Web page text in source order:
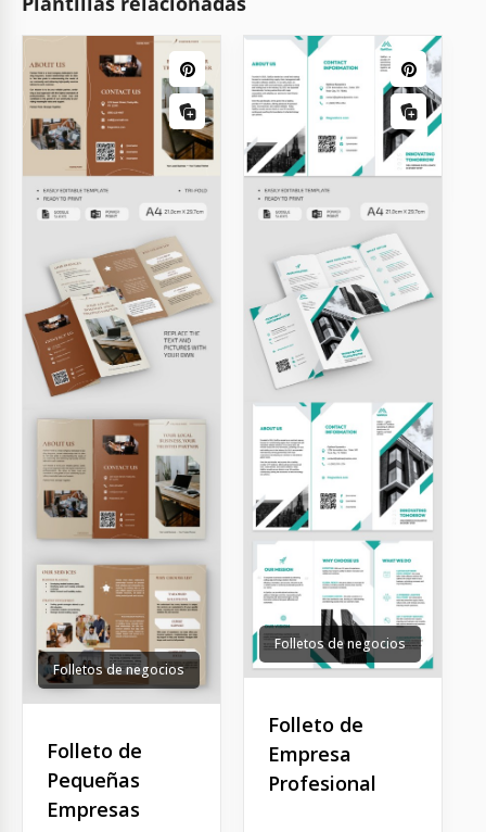
Folletos de negocios
Folleto de
Pequeñas
Empresas
Folletos de negocios
Folleto de
Empresa
Profesional